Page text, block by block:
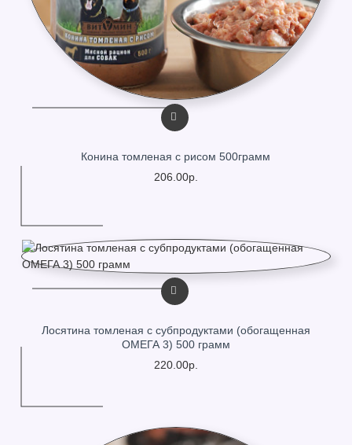
Конина томленая с рисом 500грамм
206.00р.
Лосятина томленая с субпродуктами (обогащенная
ОМЕГА 3) 500 грамм
220.00р.